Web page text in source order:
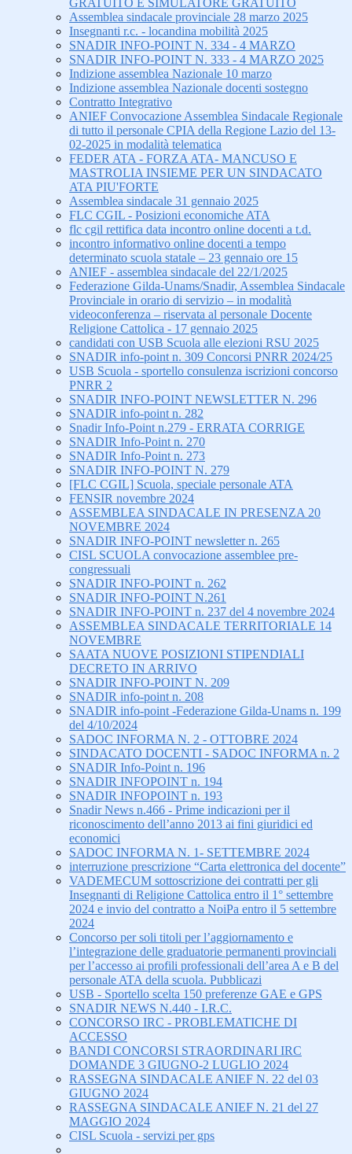
GRATUITO E SIMULATORE GRATUITO
Assemblea sindacale provinciale 28 marzo 2025
Insegnanti r.c. - locandina mobilità 2025
SNADIR INFO-POINT N. 334 - 4 MARZO
SNADIR INFO-POINT N. 333 - 4 MARZO 2025
Indizione assemblea Nazionale 10 marzo
Indizione assemblea Nazionale docenti sostegno
Contratto Integrativo
ANIEF Convocazione Assemblea Sindacale Regionale
di tutto il personale CPIA della Regione Lazio del 13-
02-2025 in modalità telematica
FEDER ATA - FORZA ATA- MANCUSO E
MASTROLIA INSIEME PER UN SINDACATO
ATA PIU'FORTE
Assemblea sindacale 31 gennaio 2025
FLC CGIL - Posizioni economiche ATA
flc cgil rettifica data incontro online docenti a t.d.
incontro informativo online docenti a tempo
determinato scuola statale – 23 gennaio ore 15
ANIEF - assemblea sindacale del 22/1/2025
Federazione Gilda-Unams/Snadir, Assemblea Sindacale
Provinciale in orario di servizio – in modalità
videoconferenza – riservata al personale Docente
Religione Cattolica - 17 gennaio 2025
candidati con USB Scuola alle elezioni RSU 2025
SNADIR info-point n. 309 Concorsi PNRR 2024/25
USB Scuola - sportello consulenza iscrizioni concorso
PNRR 2
SNADIR INFO-POINT NEWSLETTER N. 296
SNADIR info-point n. 282
Snadir Info-Point n.279 - ERRATA CORRIGE
SNADIR Info-Point n. 270
SNADIR Info-Point n. 273
SNADIR INFO-POINT N. 279
[FLC CGIL] Scuola, speciale personale ATA
FENSIR novembre 2024
ASSEMBLEA SINDACALE IN PRESENZA 20
NOVEMBRE 2024
SNADIR INFO-POINT newsletter n. 265
CISL SCUOLA convocazione assemblee pre-
congressuali
SNADIR INFO-POINT n. 262
SNADIR INFO-POINT N.261
SNADIR INFO-POINT n. 237 del 4 novembre 2024
ASSEMBLEA SINDACALE TERRITORIALE 14
NOVEMBRE
SAATA NUOVE POSIZIONI STIPENDIALI
DECRETO IN ARRIVO
SNADIR INFO-POINT N. 209
SNADIR info-point n. 208
SNADIR info-point -Federazione Gilda-Unams n. 199
del 4/10/2024
SADOC INFORMA N. 2 - OTTOBRE 2024
SINDACATO DOCENTI - SADOC INFORMA n. 2
SNADIR Info-Point n. 196
SNADIR INFOPOINT n. 194
SNADIR INFOPOINT n. 193
Snadir News n.466 - Prime indicazioni per il
riconoscimento dell’anno 2013 ai fini giuridici ed
economici
SADOC INFORMA N. 1- SETTEMBRE 2024
interruzione prescrizione “Carta elettronica del docente”
VADEMECUM sottoscrizione dei contratti per gli
Insegnanti di Religione Cattolica entro il 1° settembre
2024 e invio del contratto a NoiPa entro il 5 settembre
2024
Concorso per soli titoli per l’aggiornamento e
l’integrazione delle graduatorie permanenti provinciali
per l’accesso ai profili professionali dell’area A e B del
personale ATA della scuola. Pubblicazi
USB - Sportello scelta 150 preferenze GAE e GPS
SNADIR NEWS N.440 - I.R.C.
CONCORSO IRC - PROBLEMATICHE DI
ACCESSO
BANDI CONCORSI STRAORDINARI IRC
DOMANDE 3 GIUGNO-2 LUGLIO 2024
RASSEGNA SINDACALE ANIEF N. 22 del 03
GIUGNO 2024
RASSEGNA SINDACALE ANIEF N. 21 del 27
MAGGIO 2024
CISL Scuola - servizi per gps